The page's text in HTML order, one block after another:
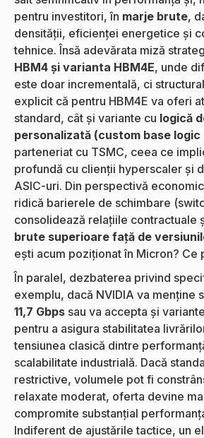
pentru investitori, în marje brute,
densității, eficienței energetice și
tehnice. Însă adevărata miză
HBM4 și varianta HBM4E, unde
este doar incrementală, ci
explicit că pentru HBM4E va oferi
standard, cât și variante cu logică
personalizată (custom base logic
parteneriat cu TSMC, ceea ce
profundă cu clienții hyperscaler și
ASIC-uri. Din perspectivă
ridică barierele de schimbare
consolidează relațiile contractuale
brute superioare față de
ești acum poziționat în Micron? Ce
În paralel, dezbaterea privind
exemplu, dacă NVIDIA va menține
11,7 Gbps sau va accepta și
pentru a asigura stabilitatea
tensiunea clasică dintre
scalabilitate industrială. Dacă
restrictive, volumele pot fi
relaxate moderat, oferta devine
compromite substanțial
Indiferent de ajustările tactice, un